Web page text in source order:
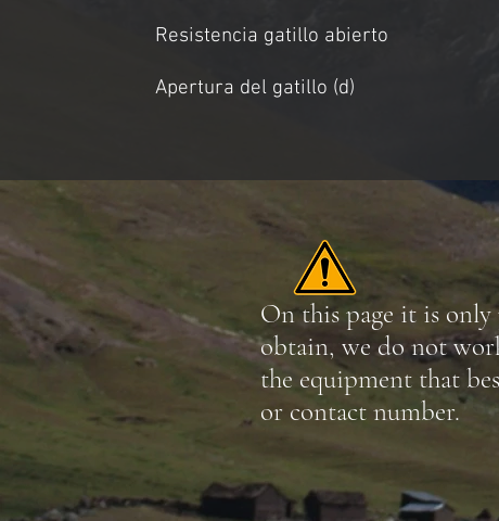
Resistencia gatillo abierto
Apertura del gatillo (d)
On this page it is
obtain, we do not
the equipment that
or contact number.